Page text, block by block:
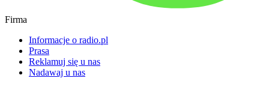
Firma
Informacje o radio.pl
Prasa
Reklamuj się u nas
Nadawaj u nas